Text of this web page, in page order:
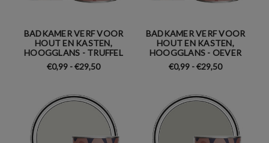
BADKAMER VERF VOOR
HOUT EN KASTEN,
HOOGGLANS - TRUFFEL
€0,99 - €29,50
BADKAMER VERF VOOR
HOUT EN KASTEN,
HOOGGLANS - OEVER
€0,99 - €29,50